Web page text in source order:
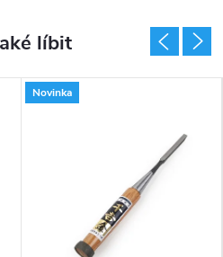
Novinka